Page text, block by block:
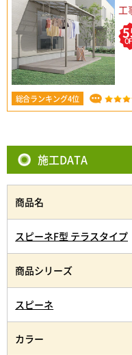
工
総合ランキング4位
施工DATA
商品名
スピーネF型 テラスタイプ
商品シリーズ
スピーネ
カラー